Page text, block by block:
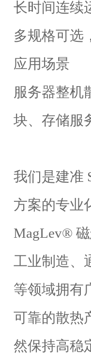
长时间连续
多规格可选
应用场景
服务器整机
块、存储服
我们是建准
方案的专业
MagLev®
工业制造、
等领域拥有
可靠的散热
然保持高稳